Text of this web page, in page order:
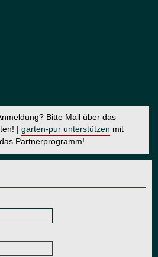
Bitte Mail über das
| garten-pur unterstützen mit
Partnerprogramm!